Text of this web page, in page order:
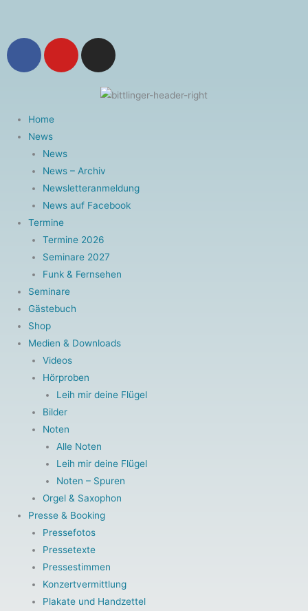
springen
F
b
o
o
k
Y
e
I
t
a
m
Home
News
News
News – Archiv
Newsletteranmeldung
News auf Facebook
Termine
Termine 2026
Seminare 2027
Funk & Fernsehen
Seminare
Gästebuch
Shop
Medien & Downloads
Videos
Hörproben
Leih mir deine Flügel
Bilder
Noten
Alle Noten
Leih mir deine Flügel
Noten – Spuren
Orgel & Saxophon
Presse & Booking
Pressefotos
Pressetexte
Pressestimmen
Konzertvermittlung
Plakate und Handzettel